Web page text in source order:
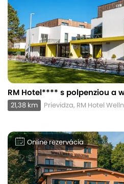
RM Hotel**** s polpenziou a
21,38 km Prievidza, RM Hotel
Online rezervácia